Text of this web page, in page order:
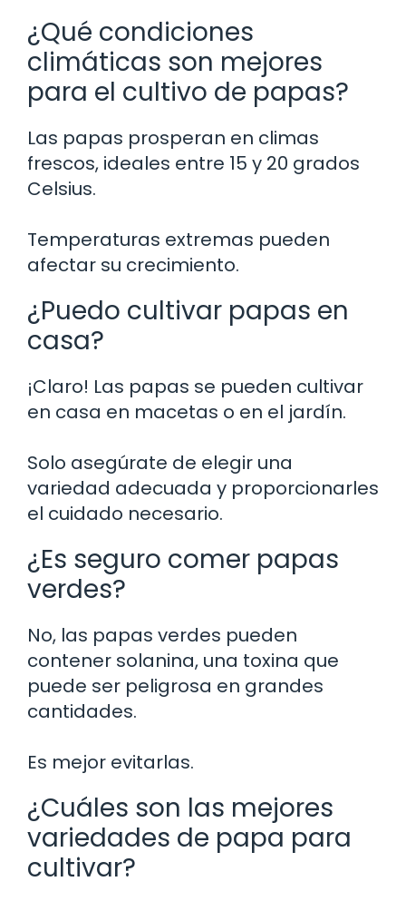
¿Qué condiciones
climáticas son mejores
para el cultivo de papas?
Las papas prosperan en climas
frescos, ideales entre 15 y 20 grados
Celsius.
Temperaturas extremas pueden
afectar su crecimiento.
¿Puedo cultivar papas en
casa?
¡Claro! Las papas se pueden cultivar
en casa en macetas o en el jardín.
Solo asegúrate de elegir una
variedad adecuada y proporcionarles
el cuidado necesario.
¿Es seguro comer papas
verdes?
No, las papas verdes pueden
contener solanina, una toxina que
puede ser peligrosa en grandes
cantidades.
Es mejor evitarlas.
¿Cuáles son las mejores
variedades de papa para
cultivar?